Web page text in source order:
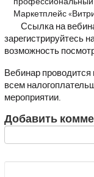
Маркетплейс
Ссылка на
зарегистрируйтесь
возможность
Вебинар
всем
мероприятии.
Добавить